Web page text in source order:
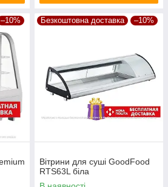
–10% Безкоштовна доставка –10%
Вітрини для суші GoodFood
RTS63L біла